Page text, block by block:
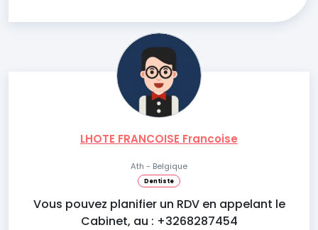
LHOTE FRANCOISE Francoise
Ath - Belgique
Dentiste
Vous pouvez planifier un RDV en appelant le
Cabinet, au : +3268287454